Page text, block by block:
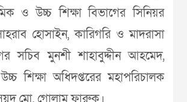
ও উচ্চ শিক্ষা বিভাগের সিনিয়র
হোসাইন, কারিগরি ও মাদরাসা
সচিব মুনশী শাহাবুদ্দীন আহমেদ,
শিক্ষা অধিদপ্তরের মহাপরিচালক